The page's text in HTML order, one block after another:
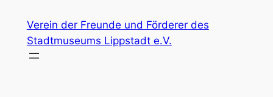
Inhalt
springen
Verein der Freunde und Förderer des
Stadtmuseums Lippstadt e.V.